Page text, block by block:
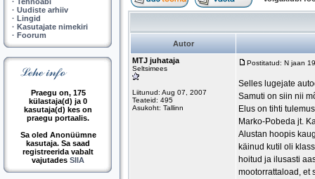
· Uudiste arhiiv
· Lingid
· Kasutajate nimekiri
· Foorum
Praegu on, 175
külastaja(d) ja 0
kasutaja(d) kes on
praegu portaalis.
Sa oled Anonüümne
kasutaja. Sa saad
registreerida vabalt
vajutades SIIA
Autor
MTJ juhataja
Seltsimees
Liitunud: Aug 07, 2007
Teateid: 495
Asukoht: Tallinn
Postitatud: N jaan
Selles lugejate
Samuti on siin nii
Elus on tihti
Marko-Pobeda jt.
Alustan hoopis
käinud kutil oli
hoitud ja ilusasti
mootorrattaload, et